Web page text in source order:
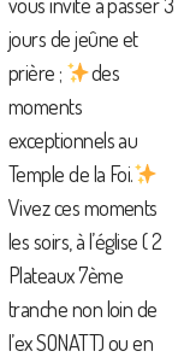
jours de jeûne et
prière ;
des
moments
exceptionnels au
Temple de la Foi.
Vivez ces moments
les soirs, à l’église ( 2
Plateaux 7ème
tranche non loin de
l’ex SONATT) ou en